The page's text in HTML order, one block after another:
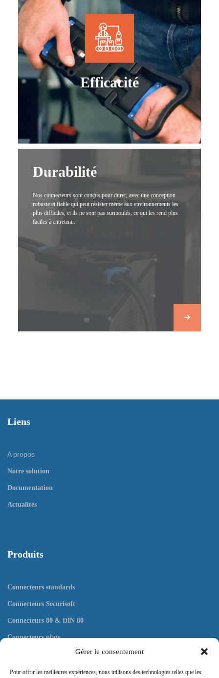
Gérer le consentement
Pour offrir les meilleures expériences, nous utilisons des technologies telles que les
Efficacité
Durabilité
robuste et fiable qui peut résister même aux environnements les
plus difficiles, et ils ne sont pas surmoulés, ce qui les rend plus
faciles à entretenir.
Liens
A propos
Notre solution
Documentation
Actualités
Produits
Connecteurs standards
Connecteurs Securisoft
Connecteurs 80 & DIN 80
Connecteurs plats